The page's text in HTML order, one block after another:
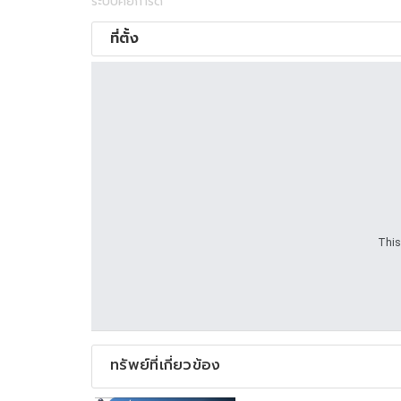
ที่ตั้ง
ทรัพย์ที่เกี่ยวข้อง